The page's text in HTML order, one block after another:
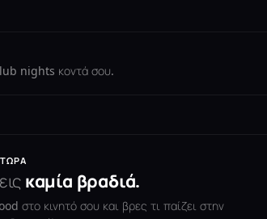
nights κοντά σου.
καμία βραδιά.
στο κινητό σου και βρες τι παίζει στην